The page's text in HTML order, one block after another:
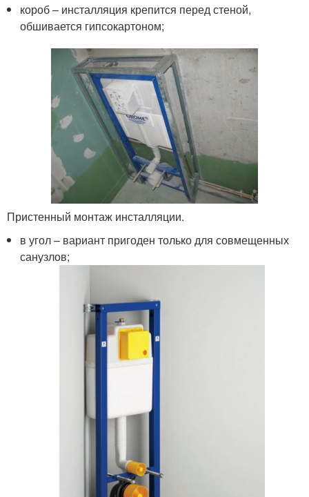
короб – инсталляция крепится перед стеной,
обшивается гипсокартоном;
Пристенный монтаж инсталляции.
в угол – вариант пригоден только для совмещенных
санузлов;